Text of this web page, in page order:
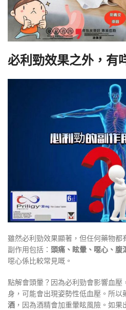
必利勁效果之外，有
雖然必利勁效果顯著，但任何藥物
副作用包括： 頭痛、眩暈、噁心、腹
噁心係比較常見嘅 。
點解會頭暈？因為必利勁會影響血壓
身，可能會出現姿勢性低血壓。所以
酒 ，因為酒精會加重暈眩風險 。如